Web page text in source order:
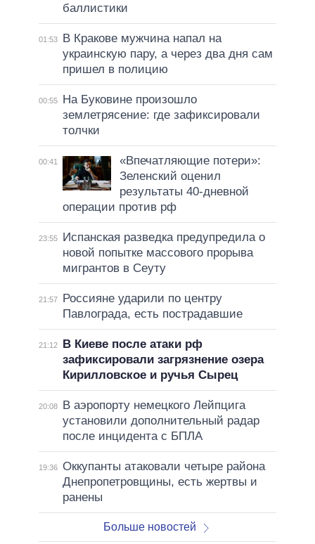
баллистики
01:53
В Кракове мужчина напал на
украинскую пару, а через два дня сам
пришел в полицию
00:55
На Буковине произошло
землетрясение: где зафиксировали
толчки
00:41
«Впечатляющие потери»:
Зеленский оценил
результаты 40-дневной
операции против рф
23:55
Испанская разведка предупредила о
новой попытке массового прорыва
мигрантов в Сеуту
21:57
Россияне ударили по центру
Павлограда, есть пострадавшие
21:12
В Киеве после атаки рф
зафиксировали загрязнение озера
Кирилловское и ручья Сырец
20:08
В аэропорту немецкого Лейпцига
установили дополнительный радар
после инцидента с БПЛА
19:36 Оккупанты атаковали четыре района
Днепропетровщины, есть жертвы и
ранены
Больше новостей